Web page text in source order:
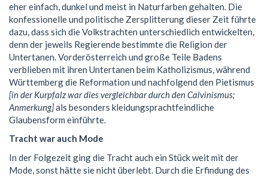
eher einfach, dunkel und meist in Naturfarben gehalten. Die
konfessionelle und politische Zersplitterung dieser Zeit führte
dazu, dass sich die Volkstrachten unterschiedlich entwickelten,
denn der jeweils Regierende bestimmte die Religion der
Untertanen. Vorderösterreich und große Teile Badens
verblieben mit ihren Untertanen beim Katholizismus, während
Württemberg die Reformation und nachfolgend den Pietismus
[in der Kurpfalz war dies vergleichbar durch den Calvinismus;
Anmerkung]als besonders kleidungsprachtfeindliche
Glaubensform einführte.
Tracht war auch Mode
In der Folgezeit ging die Tracht auch ein Stück weit mit der
Mode, sonst hätte sie nicht überlebt. Durch die Erfindung des